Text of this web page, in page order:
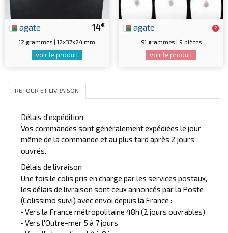
14€
agate
12 grammes | 12x37x24 mm
voir le produit
agate
91 grammes | 9 pièces
voir le produit
RETOUR ET LIVRAISON
Délais d'expédition
Vos commandes sont généralement expédiées le jour
même de la commande et au plus tard après 2 jours
ouvrés.
Délais de livraison
Une fois le colis pris en charge par les services postaux,
les délais de livraison sont ceux annoncés par la Poste
(Colissimo suivi) avec envoi depuis la France :
• Vers la France métropolitaine 48h (2 jours ouvrables)
• Vers l'Outre-mer 5 à 7 jours